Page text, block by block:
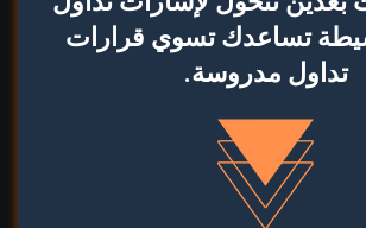
تساعدك تسوي قرارات
تداول مدروسة.